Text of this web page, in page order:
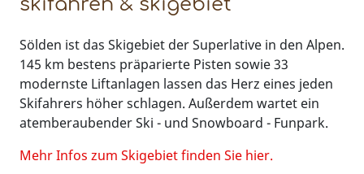
Sölden ist das Skigebiet der Superlative in den Alpen.
145 km bestens präparierte Pisten sowie 33
modernste Liftanlagen lassen das Herz eines jeden
Skifahrers höher schlagen. Außerdem wartet ein
atemberaubender Ski - und Snowboard - Funpark.
Mehr Infos zum Skigebiet finden Sie hier.